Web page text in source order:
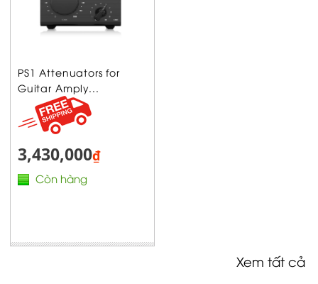
PS1 Attenuators for
Guitar Amply...
3,430,000₫
Còn hàng
Xem tất cả